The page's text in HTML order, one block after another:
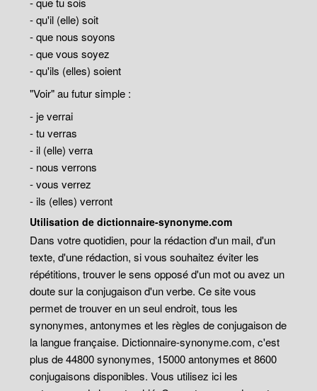
- qu'il (elle) soit
- que nous soyons
- que vous soyez
- qu'ils (elles) soient
"Voir" au futur simple :
- je verrai
- tu verras
- il (elle) verra
- nous verrons
- vous verrez
- ils (elles) verront
Utilisation de dictionnaire-synonyme.com
Dans votre quotidien, pour la rédaction d'un mail, d'un
texte, d'une rédaction, si vous souhaitez éviter les
répétitions, trouver le sens opposé d'un mot ou avez un
doute sur la conjugaison d'un verbe. Ce site vous
permet de trouver en un seul endroit, tous les
synonymes, antonymes et les règles de conjugaison de
la langue française. Dictionnaire-synonyme.com, c'est
plus de 44800 synonymes, 15000 antonymes et 8600
conjugaisons disponibles. Vous utilisez ici les